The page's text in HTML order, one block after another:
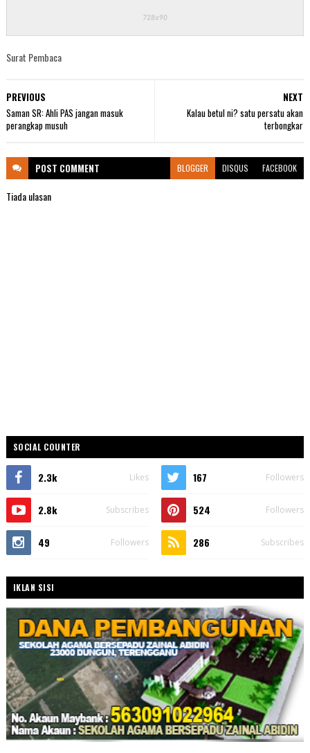
Surat Pembaca
NEXT
Kalau betul ni? satu persatu akan
terbongkar
PREVIOUS
Saman SR: Ahli PAS jangan masuk
perangkap musuh
POST COMMENT BLOGGER DISQUS FACEBOOK
Tiada ulasan
SOCIAL COUNTER
2.3k Likes 167 Followers
2.8k Subscribes 524 Followers
49 Followers 286 Subscribes
IKLAN SISI